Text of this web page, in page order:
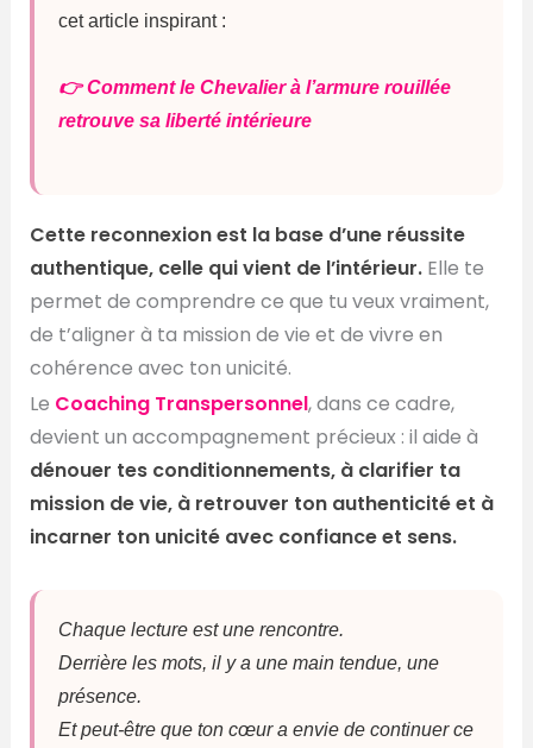
cet article inspirant :
👉 Comment le Chevalier à l’armure rouillée
retrouve sa liberté intérieure
Cette reconnexion est la base d’une réussite
authentique, celle qui vient de l’intérieur. Elle te
permet de comprendre ce que tu veux vraiment,
de t’aligner à ta mission de vie et de vivre en
cohérence avec ton unicité.
Le Coaching Transpersonnel, dans ce cadre,
devient un accompagnement précieux : il aide à
dénouer tes conditionnements, à clarifier ta
mission de vie, à retrouver ton authenticité et à
incarner ton unicité avec confiance et sens.
Chaque lecture est une rencontre.
Derrière les mots, il y a une main tendue, une
présence.
Et peut-être que ton cœur a envie de continuer ce